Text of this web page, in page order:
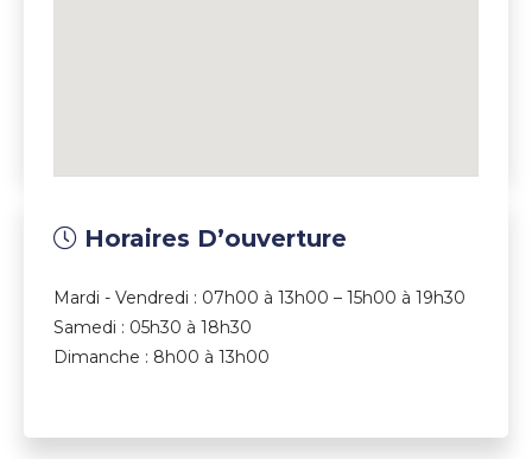
Horaires D’ouverture
Mardi - Vendredi : 07h00 à 13h00 – 15h00 à 19h30
Samedi : 05h30 à 18h30
Dimanche : 8h00 à 13h00